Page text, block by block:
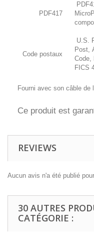
PDF417
Code postaux
U.S.
Post,
Code,
FICS
Fourni avec son câble de
Ce produit est
REVIEWS
Aucun avis n'a été publié
30 AUTRES
CATÉGORIE :